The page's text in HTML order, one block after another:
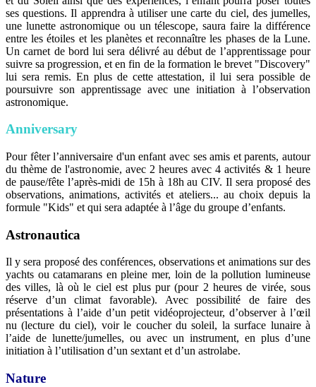
ses questions. Il apprendra à utiliser une carte du ciel, des jumelles,
une lunette astronomique ou un télescope, saura faire la différence
entre les étoiles et les planètes et reconnaître les phases de la Lune.
Un carnet de bord lui sera délivré au début de l’apprentissage pour
suivre sa progression, et en fin de la formation le brevet "Discovery"
lui sera remis. En plus de cette attestation, il lui sera possible de
poursuivre son apprentissage avec une initiation à l’observation
astronomique.
Anniversary
Pour fêter l’anniversaire d'un enfant avec ses amis et parents, autour
du thème de l'astronomie, avec 2 heures avec 4 activités & 1 heure
de pause/fête l’après-midi de 15h à 18h au CIV. Il sera proposé des
observations, animations, activités et ateliers... au choix depuis la
formule "Kids" et qui sera adaptée à l’âge du groupe d’enfants.
Astronautica
Il y sera proposé des conférences, observations et animations sur des
yachts ou catamarans en pleine mer, loin de la pollution lumineuse
des villes, là où le ciel est plus pur (pour 2 heures de virée, sous
réserve d’un climat favorable). Avec possibilité de faire des
présentations à l’aide d’un petit vidéoprojecteur, d’observer à l’œil
nu (lecture du ciel), voir le coucher du soleil, la surface lunaire à
l’aide de lunette/jumelles, ou avec un instrument, en plus d’une
initiation à l’utilisation d’un sextant et d’un astrolabe.
Nature